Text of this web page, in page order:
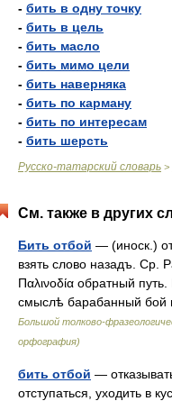
- бить в одну точку
- бить в цель
- бить масло
- бить мимо цели
- бить наверняка
- бить по карману
- бить по интересам
- бить шерсть
Русско-татарский словарь >
См. также в других
Бить отбой — (иноск.)
взять слово назадъ. Ср.
Παλινοδία обратный
смыслѣ барабанный бой
Большой толково-
орфография)
бить отбой —
отступаться, уходить в